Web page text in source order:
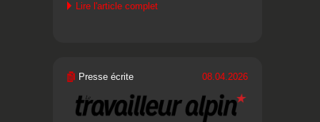
Lire l'article complet
Presse écrite 08.04.2026